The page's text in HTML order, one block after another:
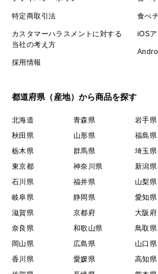
特定商取引法
カスタマーハラスメントに対する
当社の考え方
採用情報
食べ
iOSア
都道府県（産地）から商品を探す
北海道 青森県 岩手県
秋田県
山形県 福島県
栃木県
群馬県 埼玉県
東京都
神奈川県 新潟県
石川県
福井県 山梨県
岐阜県
静岡県 愛知県
滋賀県
京都府 大阪府
奈良県
和歌山県 鳥取県
岡山県
広島県 山口県
香川県
愛媛県 高知県